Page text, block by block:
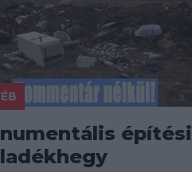
építési